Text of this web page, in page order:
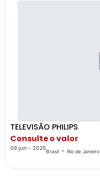
TELEVISÃO PHILIPS
Consulte o valor
09 jun - 2025Brasil - Rio de Janeiro